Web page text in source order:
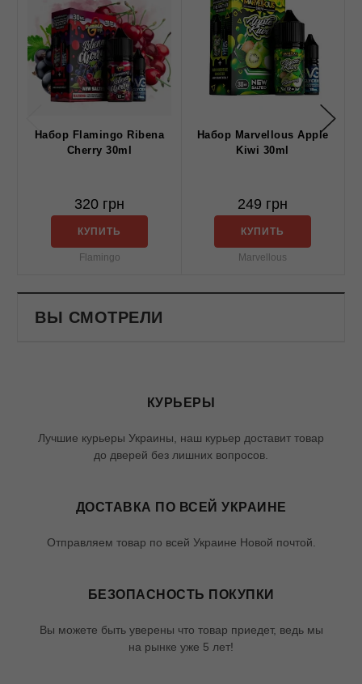
Набор Flamingo Ribena
Cherry 30ml
320 грн
КУПИТЬ
Flamingo
Набор Marvellous Apple
Kiwi 30ml
249 грн
КУПИТЬ
Marvellous
ВЫ СМОТРЕЛИ
КУРЬЕРЫ
Лучшие курьеры Украины, наш курьер доставит товар
до дверей без лишних вопросов.
ДОСТАВКА ПО ВСЕЙ УКРАИНЕ
Отправляем товар по всей Украине Новой почтой.
БЕЗОПАСНОСТЬ ПОКУПКИ
Вы можете быть уверены что товар приедет, ведь мы
на рынке уже 5 лет!